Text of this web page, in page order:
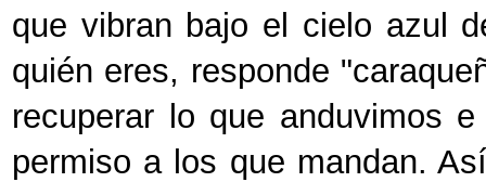
que vibran bajo el cielo azul
quién eres, responde
recuperar lo que anduvimos
permiso a los que mandan.